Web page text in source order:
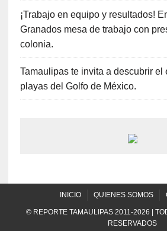
¡Trabajo en equipo y resultados!
Granados mesa de trabajo con
colonia.
Tamaulipas te invita a descubrir el
playas del Golfo de México.
INICIO QUIENES SOMOS
© REPORTE TAMAULIPAS 2011-2026 |
RESERVADOS